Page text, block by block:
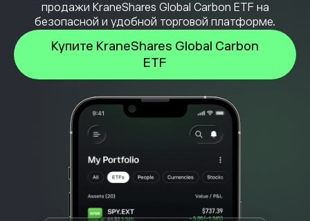
продажи KraneShares Global Carbon ETF на
безопасной и удобной торговой платформе.
Купите KraneShares Global Carbon
ETF